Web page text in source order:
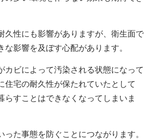
久性にも影響がありますが、衛生面で
な影響を及ぼす心配があります。
カビによって汚染される状態になって
住宅の耐久性が保たれていたとして
らすことはできなくなってしまいま
った事態を防ぐことにつながります。